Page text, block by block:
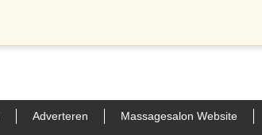
Adverteren Massagesalon Website